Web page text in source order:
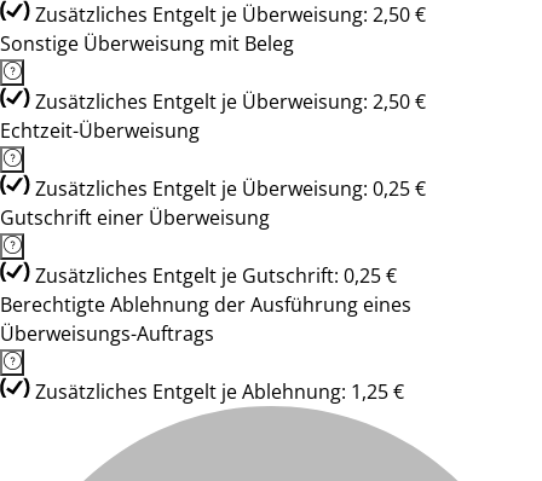
Zusätzliches Entgelt je Überweisung: 2,50 €
Sonstige Überweisung mit Beleg
Zusätzliches Entgelt je Überweisung: 2,50 €
Echtzeit-Überweisung
Zusätzliches Entgelt je Überweisung: 0,25 €
Gutschrift einer Überweisung
Zusätzliches Entgelt je Gutschrift: 0,25 €
Berechtigte Ablehnung der Ausführung eines
Überweisungs-Auftrags
Zusätzliches Entgelt je Ablehnung: 1,25 €